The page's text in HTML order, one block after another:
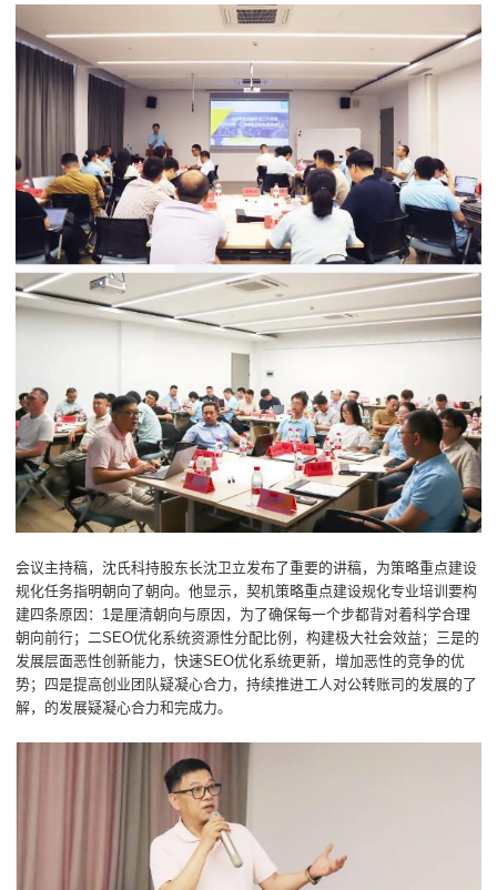
会议主持稿，沈氏科持股东长沈卫立发布了重要的讲稿，为策略重点建设
规化任务指明朝向了朝向。他显示，契机策略重点建设规化专业培训要构
建四条原因：1是厘清朝向与原因，为了确保每一个步都背对着科学合理
朝向前行；二SEO优化系统资源性分配比例，构建极大社会效益；三是的
发展层面恶性创新能力，快速SEO优化系统更新，增加恶性的竞争的优
势；四是提高创业团队疑凝心合力，持续推进工人对公转账司的发展的了
解，的发展疑凝心合力和完成力。